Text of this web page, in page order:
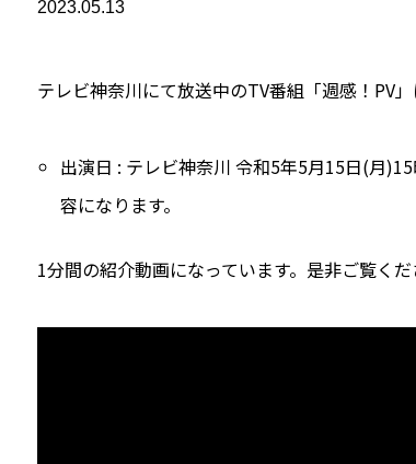
2023.05.13
テレビ神奈川にて放送中のTV番組「週感！PV
出演日 : テレビ神奈川 令和5年5月15日(月
容になります。
1分間の紹介動画になっています。是非ご覧くだ